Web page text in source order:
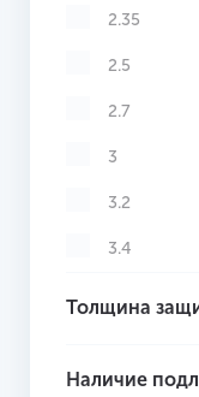
2.35
2.5
2.7
3
3.2
3.4
3.7
Толщина
Наличие